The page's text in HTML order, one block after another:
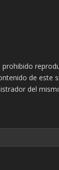
de este
del